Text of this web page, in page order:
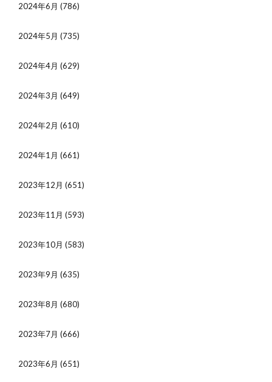
2024年6月 (786)
2024年5月 (735)
2024年4月 (629)
2024年3月 (649)
2024年2月 (610)
2024年1月 (661)
2023年12月 (651)
2023年11月 (593)
2023年10月 (583)
2023年9月 (635)
2023年8月 (680)
2023年7月 (666)
2023年6月 (651)